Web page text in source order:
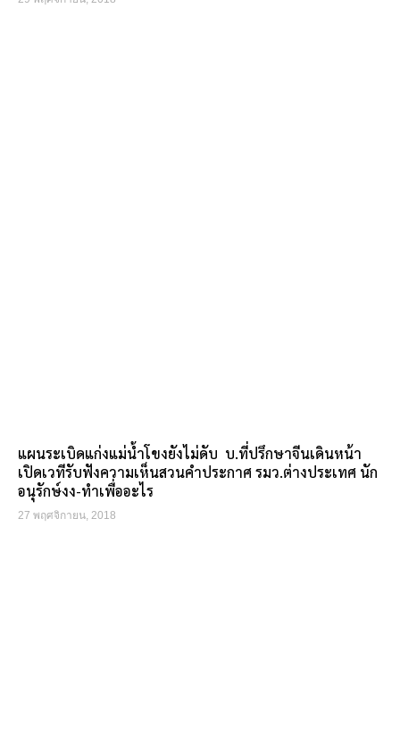
แผนระเบิดแก่งแม่น้ำโขงยังไม่ดับ บ.ที่ปรึกษาจีนเดินหน้า
เปิดเวทีรับฟังความเห็นสวนคำประกาศ รมว.ต่างประเทศ นัก
อนุรักษ์งง-ทำเพื่ออะไร
27 พฤศจิกายน, 2018